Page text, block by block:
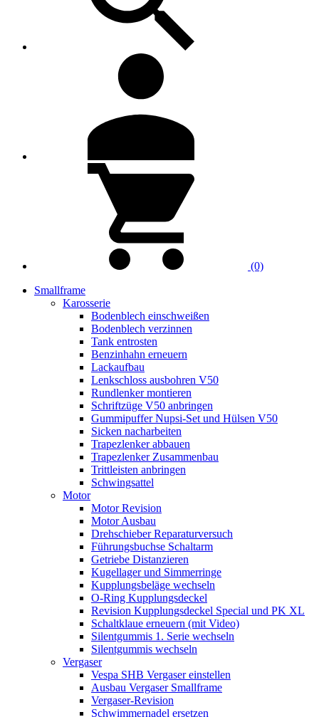
(0)
Smallframe
Karosserie
Bodenblech einschweißen
Bodenblech verzinnen
Tank entrosten
Benzinhahn erneuern
Lackaufbau
Lenkschloss ausbohren V50
Rundlenker montieren
Schriftzüge V50 anbringen
Gummipuffer Nupsi-Set und Hülsen V50
Sicken nacharbeiten
Trapezlenker abbauen
Trapezlenker Zusammenbau
Trittleisten anbringen
Schwingsattel
Motor
Motor Revision
Motor Ausbau
Drehschieber Reparaturversuch
Führungsbuchse Schaltarm
Getriebe Distanzieren
Kugellager und Simmerringe
Kupplungsbeläge wechseln
O-Ring Kupplungsdeckel
Revision Kupplungsdeckel Special und PK XL
Schaltklaue erneuern (mit Video)
Silentgummis 1. Serie wechseln
Silentgummis wechseln
Vergaser
Vespa SHB Vergaser einstellen
Ausbau Vergaser Smallframe
Vergaser-Revision
Schwimmernadel ersetzen